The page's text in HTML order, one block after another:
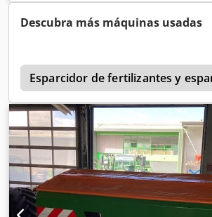
fertilizante / Dkjdjr Ncfqepfx Akwjr
Descubra más máquinas usadas
Esparcidor de fertilizantes y